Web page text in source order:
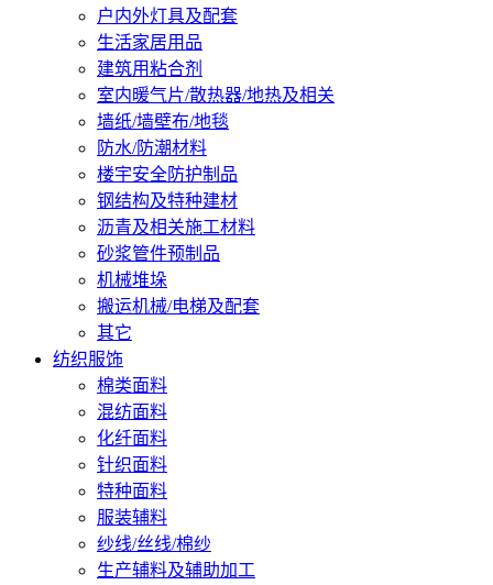
户内外灯具及配套
生活家居用品
建筑用粘合剂
室内暖气片/散热器/地热及相关
墙纸/墙壁布/地毯
防水/防潮材料
楼宇安全防护制品
钢结构及特种建材
沥青及相关施工材料
砂浆管件预制品
机械堆垛
搬运机械/电梯及配套
其它
纺织服饰
棉类面料
混纺面料
化纤面料
针织面料
特种面料
服装辅料
纱线/丝线/棉纱
生产辅料及辅助加工